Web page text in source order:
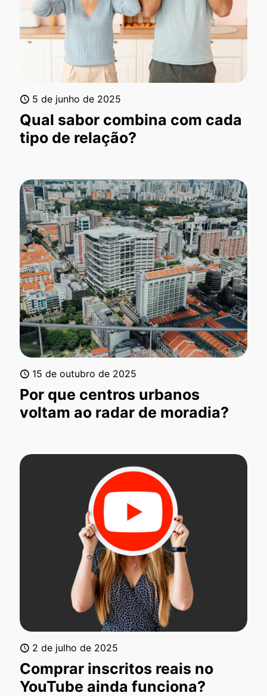
5 de junho de 2025
Qual sabor combina com cada
tipo de relação?
15 de outubro de 2025
Por que centros urbanos
voltam ao radar de moradia?
2 de julho de 2025
Comprar inscritos reais no
YouTube ainda funciona?